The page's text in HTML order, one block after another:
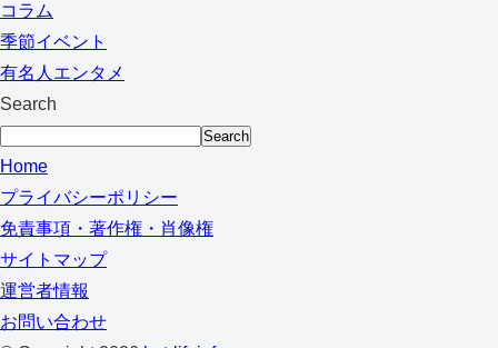
コラム
季節イベント
有名人エンタメ
Search
Search
Home
プライバシーポリシー
免責事項・著作権・肖像権
サイトマップ
運営者情報
お問い合わせ